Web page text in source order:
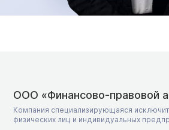
ООО «Финансово-правовой
Компания специализирующаяся
физических лиц и индивидуальных